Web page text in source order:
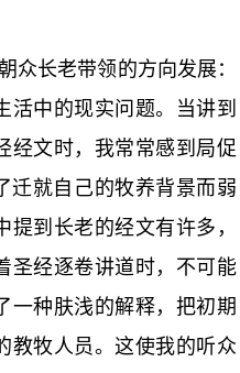
众长老带领的方向发展：
活中的现实问题。当讲到
经文时，我常常感到局促
迁就自己的牧养背景而弱
到长老的经文有许多，
圣经逐卷讲道时，不可能
一种肤浅的解释，把初期
教牧人员。这使我的听众